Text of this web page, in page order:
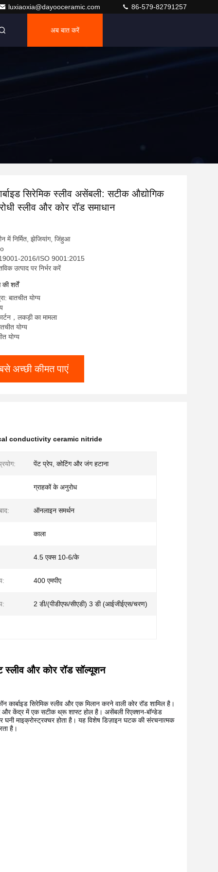
luxiaoxia@dayooceramic.com 86-579-82791257
अब बात करें
सिरेमिक स्लीव असेंबली: सटीक औद्योगिक
स्लीव और कोर रॉड समाधान
में निर्मित, झेजियांग, जिंहुआ
2016/ISO 9001:2015
उत्पाद पर निर्भर करें
शर्तें
बातचीत योग्य
，लकड़ी का मामला
योग्य
योग्य
अच्छी कीमत पाएं
conductivity ceramic nitride
पेंट प्रेप, कोटिंग और जंग हटाना
ग्राहकों के अनुरोध
ऑनलाइन समर्थन
काला
4.5 एक्स 10-6/के
400 एमपीए
2 डी/(पीडीएफ/सीएडी) 3 डी (आईजीईएस/चरण)
स्लीव और कोर रॉड सॉल्यूशन
सिरेमिक स्लीव और एक मिलान करने वाली कोर रॉड शामिल है।
और केंद्र में एक सटीक थ्रू शाफ्ट होल है। असेंबली रिएक्शन-बॉन्डेड
माइक्रोस्ट्रक्चर होता है। यह विशेष डिज़ाइन घटक की संरचनात्मक
है।